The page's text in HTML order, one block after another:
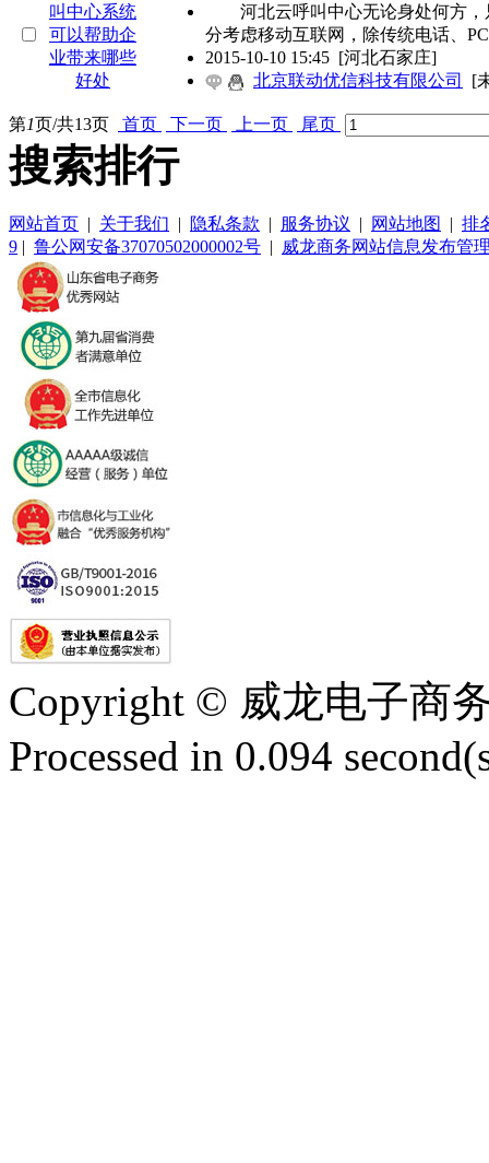
河北云呼叫中心无论身处何方，
分考虑移动互联网，除传统电话、
2015-10-10 15:45 [河北石家庄]
北京联动优信科技有限公司
[
第1页/共13页 首页 下一页 上一页 尾页
搜索排行
网站首页 | 关于我们 | 隐私条款 | 服务协议 | 网站地图 | 排
9 | 鲁公网安备37070502000002号 | 威龙商务网站信息发布管
Copyright © 威龙电子商
Processed in 0.094